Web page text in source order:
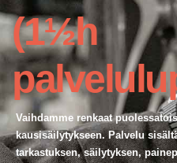
(1½h
Vaihdamme renkaat
kausisäilytykseen. Palvelu
tarkastuksen, säilytyksen,